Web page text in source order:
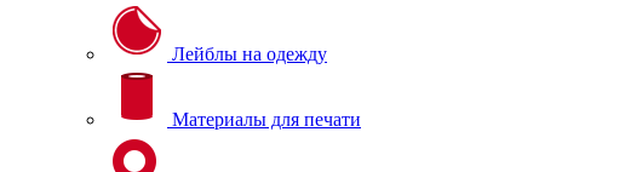
Лейблы на одежду
Материалы для печати